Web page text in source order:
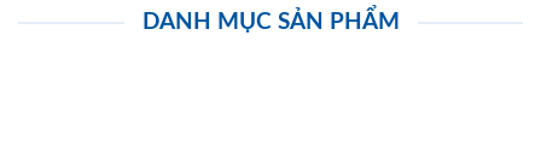
DANH MỤC SẢN PHẨM